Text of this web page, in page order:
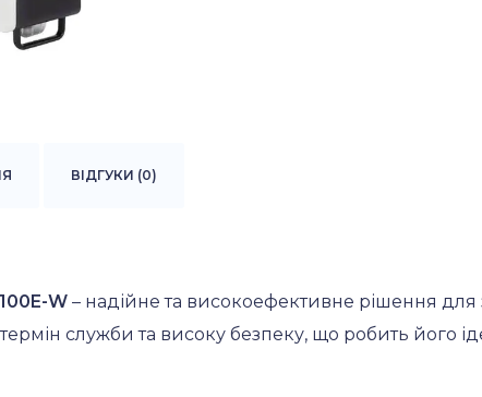
ВІДГУКИ (0)
W – надійне та високоефективне рішення для
служби та високу безпеку, що робить його